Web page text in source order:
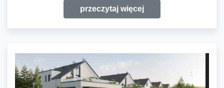
przeczytaj więcej